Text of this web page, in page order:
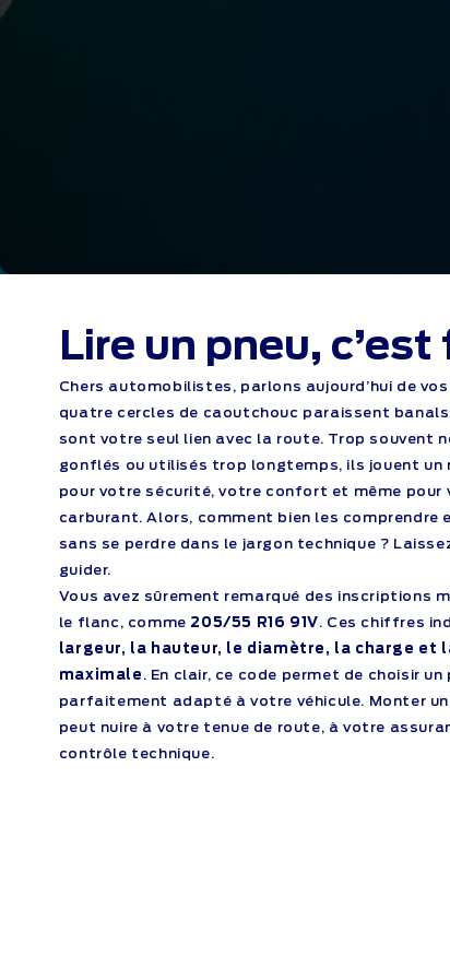
Lire un pneu,
Chers automobilistes, parlons aujourd’hui de vos
quatre cercles de caoutchouc paraissent
sont votre seul lien avec la route. Trop souvent
gonflés ou utilisés trop longtemps, ils jouent un
pour votre sécurité, votre confort et même pour
carburant. Alors, comment bien les comprendre
sans se perdre dans le jargon technique ?
guider.
Vous avez sûrement remarqué des inscriptions
le flanc, comme 205/55 R16 91V. Ces chiffres
largeur, la hauteur, le diamètre, la charge et
maximale . En clair, ce code permet de choisir un
parfaitement adapté à votre véhicule. Monter
peut nuire à votre tenue de route, à votre
contrôle technique.